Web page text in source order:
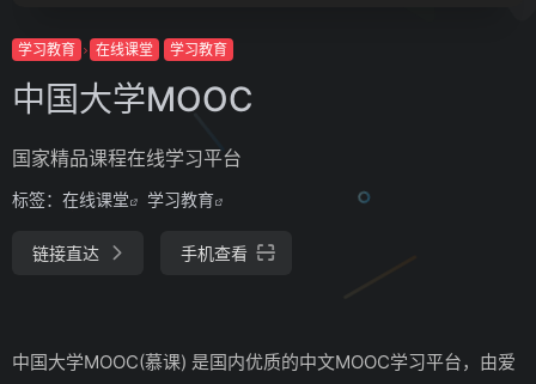
学习教育 在线课堂 学习教育
中国大学MOOC
国家精品课程在线学习平台
标签： 在线课堂 学习教育
链接直达 手机查看
中国大学MOOC(慕课) 是国内优质的中文MOOC学习平台，由爱